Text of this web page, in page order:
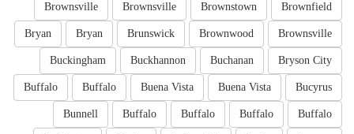
Brownfield
Brownstown
Brownsville
Brownsville
Brownsville
Brownwood
Brunswick
Bryan
Bryan
Bryson City
Buchanan
Buckhannon
Buckingham
Bucyrus
Buena Vista
Buena Vista
Buffalo
Buffalo
Buffalo
Buffalo
Buffalo
Buffalo
Bunnell